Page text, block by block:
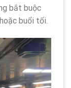
bắt buộc
buổi tối.